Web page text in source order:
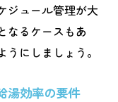
ジュール管理が大
なるケースもあ
にしましょう。
湯効率の要件